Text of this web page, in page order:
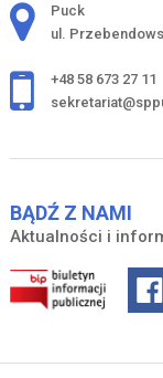
Adres pocztowy:
Puck
ul.
+48 58 673 27 11
BĄDŹ Z NAMI
Aktualności i